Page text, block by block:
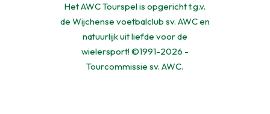
Het AWC Tourspel is opgericht t.g.v.
de Wijchense voetbalclub sv. AWC en
natuurlijk uit liefde voor de
wielersport! ©1991-2026 -
Tourcommissie sv. AWC.